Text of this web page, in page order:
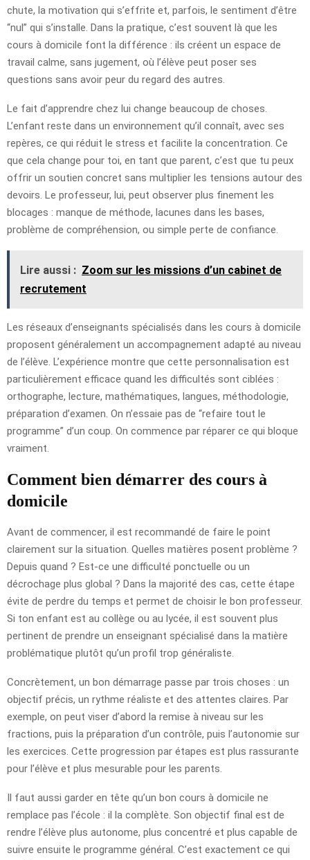
chute, la motivation qui s’effrite et, parfois, le sentiment d’être
“nul” qui s’installe. Dans la pratique, c’est souvent là que les
cours à domicile font la différence : ils créent un espace de
travail calme, sans jugement, où l’élève peut poser ses
questions sans avoir peur du regard des autres.
Le fait d’apprendre chez lui change beaucoup de choses.
L’enfant reste dans un environnement qu’il connaît, avec ses
repères, ce qui réduit le stress et facilite la concentration. Ce
que cela change pour toi, en tant que parent, c’est que tu peux
offrir un soutien concret sans multiplier les tensions autour des
devoirs. Le professeur, lui, peut observer plus finement les
blocages : manque de méthode, lacunes dans les bases,
problème de compréhension, ou simple perte de confiance.
Lire aussi : Zoom sur les missions d’un cabinet de
recrutement
Les réseaux d’enseignants spécialisés dans les cours à domicile
proposent généralement un accompagnement adapté au niveau
de l’élève. L’expérience montre que cette personnalisation est
particulièrement efficace quand les difficultés sont ciblées :
orthographe, lecture, mathématiques, langues, méthodologie,
préparation d’examen. On n’essaie pas de “refaire tout le
programme” d’un coup. On commence par réparer ce qui bloque
vraiment.
Comment bien démarrer des cours à
domicile
Avant de commencer, il est recommandé de faire le point
clairement sur la situation. Quelles matières posent problème ?
Depuis quand ? Est-ce une difficulté ponctuelle ou un
décrochage plus global ? Dans la majorité des cas, cette étape
évite de perdre du temps et permet de choisir le bon professeur.
Si ton enfant est au collège ou au lycée, il est souvent plus
pertinent de prendre un enseignant spécialisé dans la matière
problématique plutôt qu’un profil trop généraliste.
Concrètement, un bon démarrage passe par trois choses : un
objectif précis, un rythme réaliste et des attentes claires. Par
exemple, on peut viser d’abord la remise à niveau sur les
fractions, puis la préparation d’un contrôle, puis l’autonomie sur
les exercices. Cette progression par étapes est plus rassurante
pour l’élève et plus mesurable pour les parents.
Il faut aussi garder en tête qu’un bon cours à domicile ne
remplace pas l’école : il la complète. Son objectif final est de
rendre l’élève plus autonome, plus concentré et plus capable de
suivre ensuite le programme général. C’est exactement ce qui